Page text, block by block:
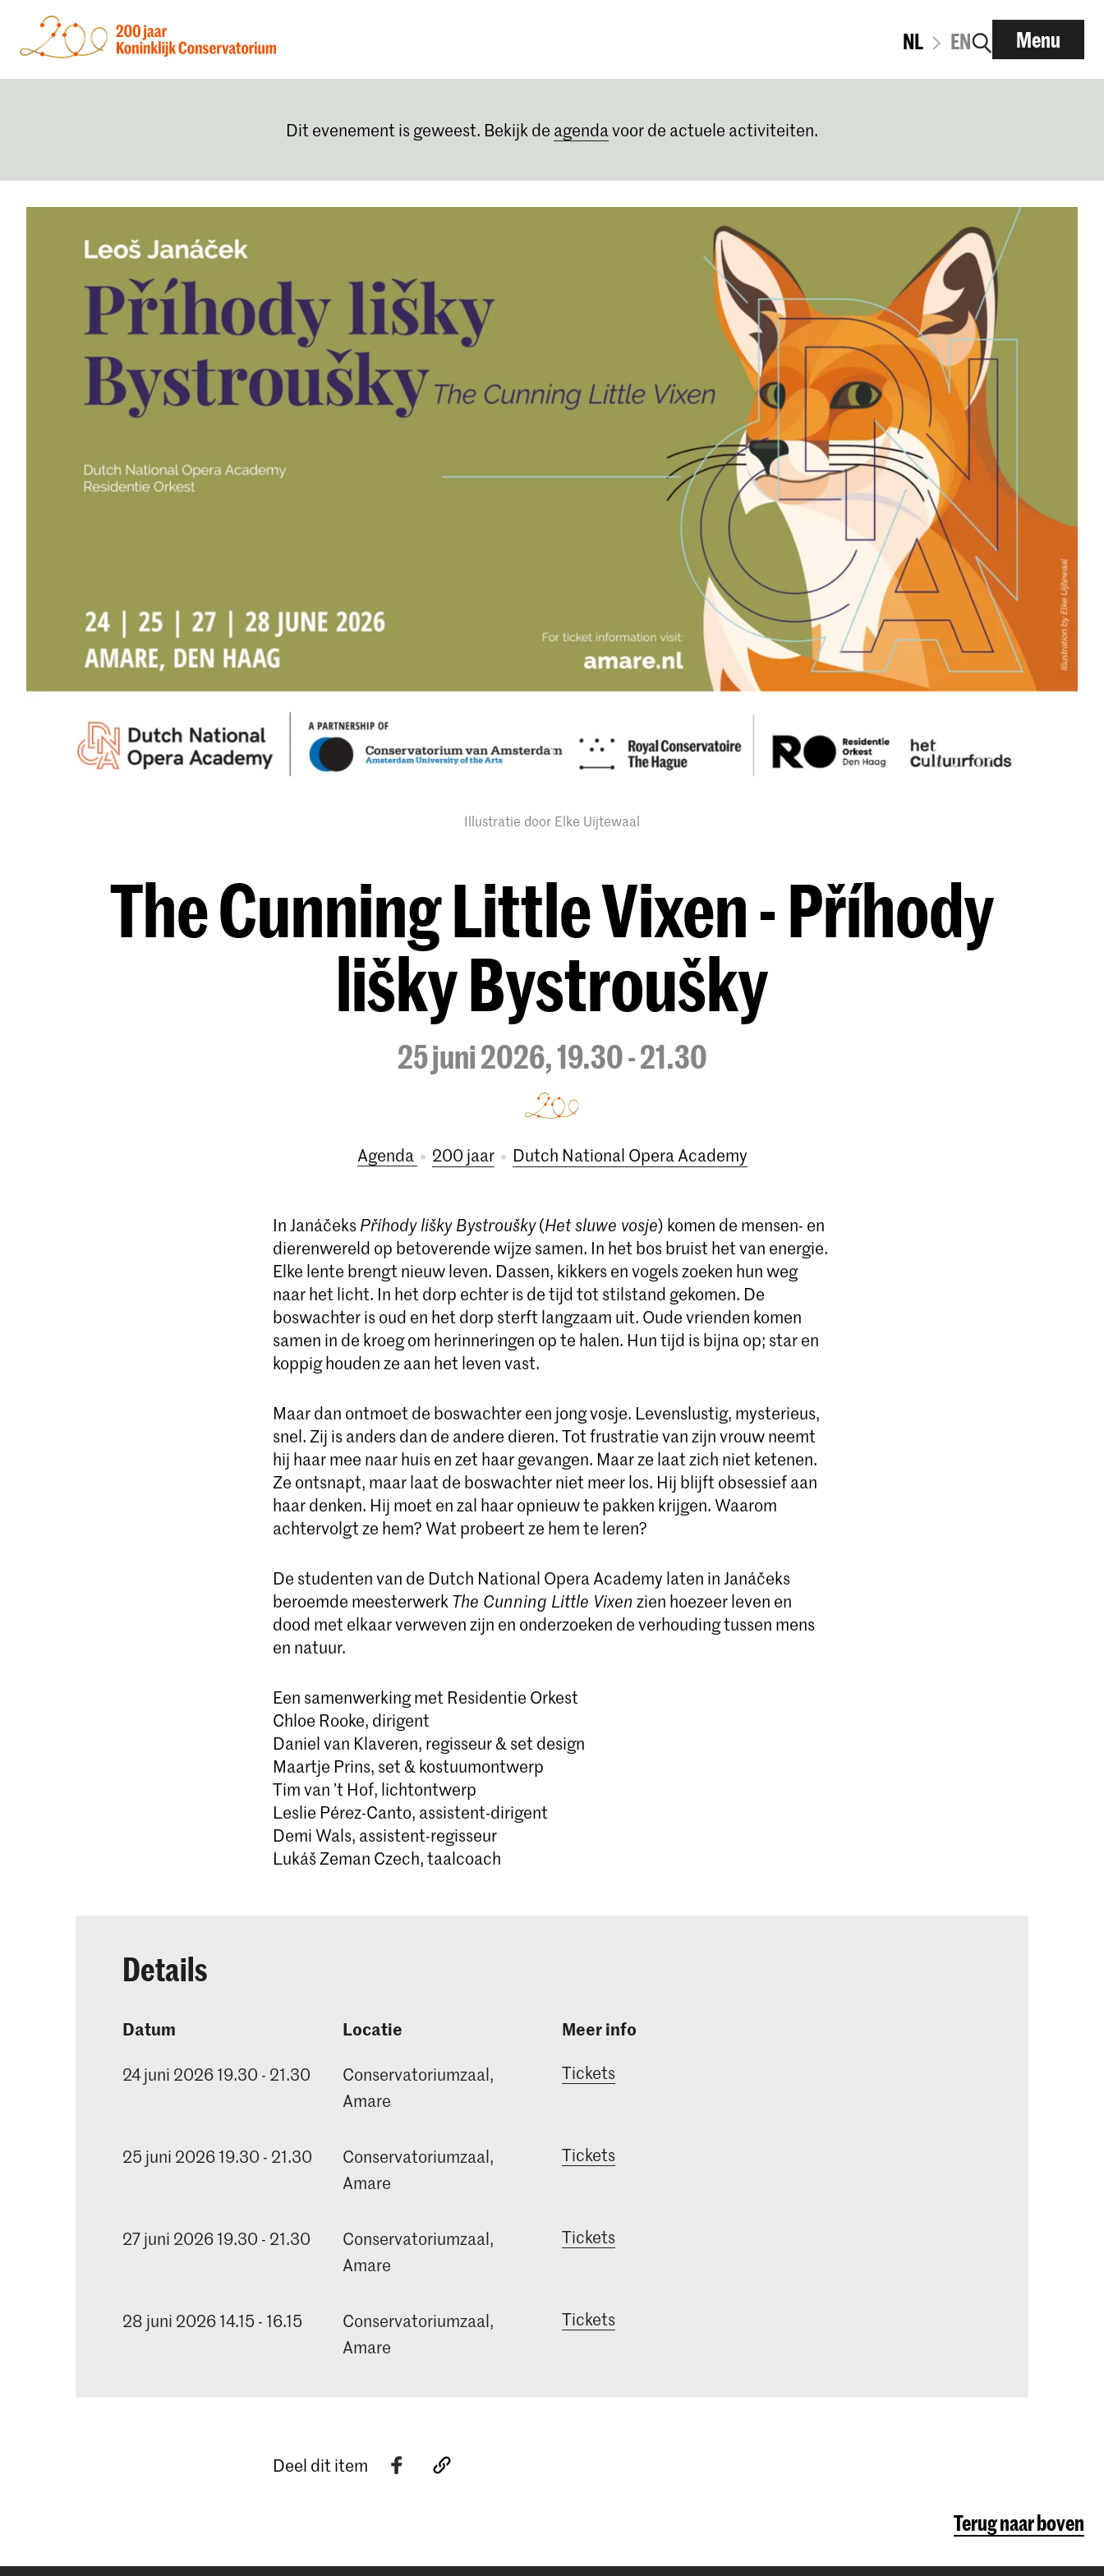
NL EN Menu
Dit evenement is geweest. Bekijk de agendavoor de actuele activiteiten.
Illustratie door Elke Uijtewaal
The Cunning Little Vixen - Příhody
lišky Bystroušky
25 juni 2026, 19.30 - 21.30
Agenda 200 jaar Dutch National Opera Academy
In JanáčeksPříhody lišky Bystroušky(Het sluwe vosje) komen de mensen- en
dierenwereld op betoverende wijze samen. In het bos bruist het van energie.
Elke lente brengt nieuw leven. Dassen, kikkers en vogels zoeken hun weg
naar het licht. In het dorp echter is de tijd tot stilstand gekomen. De
boswachter is oud en het dorp sterft langzaam uit. Oude vrienden komen
samen in de kroeg om herinneringen op te halen. Hun tijd is bijna op; star en
koppig houden ze aan het leven vast.
Maar dan ontmoet de boswachter een jong vosje. Levenslustig, mysterieus,
snel. Zij is anders dan de andere dieren. Tot frustratie van zijn vrouw neemt
hij haar mee naar huis en zet haar gevangen. Maar ze laat zich niet ketenen.
Ze ontsnapt, maar laat de boswachter niet meer los. Hij blijft obsessief aan
haar denken. Hij moet en zal haar opnieuw te pakken krijgen. Waarom
achtervolgt ze hem? Wat probeert ze hem te leren?
De studenten van de Dutch National Opera Academy laten in Janáčeks
beroemde meesterwerk The Cunning Little Vixenzien hoezeer leven en
dood met elkaar verweven zijn en onderzoeken de verhouding tussen mens
en natuur.
Een samenwerking met Residentie Orkest
Chloe Rooke, dirigent
Daniel van Klaveren, regisseur & set design
Maartje Prins, set & kostuumontwerp
Tim van ’t Hof, lichtontwerp
Leslie Pérez-Canto, assistent-dirigent
Demi Wals, assistent-regisseur
Lukáš Zeman Czech, taalcoach
Details
Datum
24 juni 2026 19.30 - 21.30
Locatie
Conservatoriumzaal,
Amare
Meer info
Tickets
25 juni 2026 19.30 - 21.30
Conservatoriumzaal,
Amare
Tickets
27 juni 2026 19.30 - 21.30
Conservatoriumzaal,
Amare
Tickets
28 juni 2026 14.15 - 16.15
Conservatoriumzaal,
Amare
Tickets
Deel dit item
Terug naar boven